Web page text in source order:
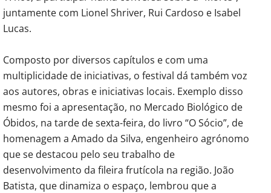
juntamente com Lionel Shriver, Rui Cardoso e Isabel
Lucas.
Composto por diversos capítulos e com uma
multiplicidade de iniciativas, o festival dá também voz
aos autores, obras e iniciativas locais. Exemplo disso
mesmo foi a apresentação, no Mercado Biológico de
Óbidos, na tarde de sexta-feira, do livro “O Sócio”, de
homenagem a Amado da Silva, engenheiro agrónomo
que se destacou pelo seu trabalho de
desenvolvimento da fileira frutícola na região. João
Batista, que dinamiza o espaço, lembrou que a